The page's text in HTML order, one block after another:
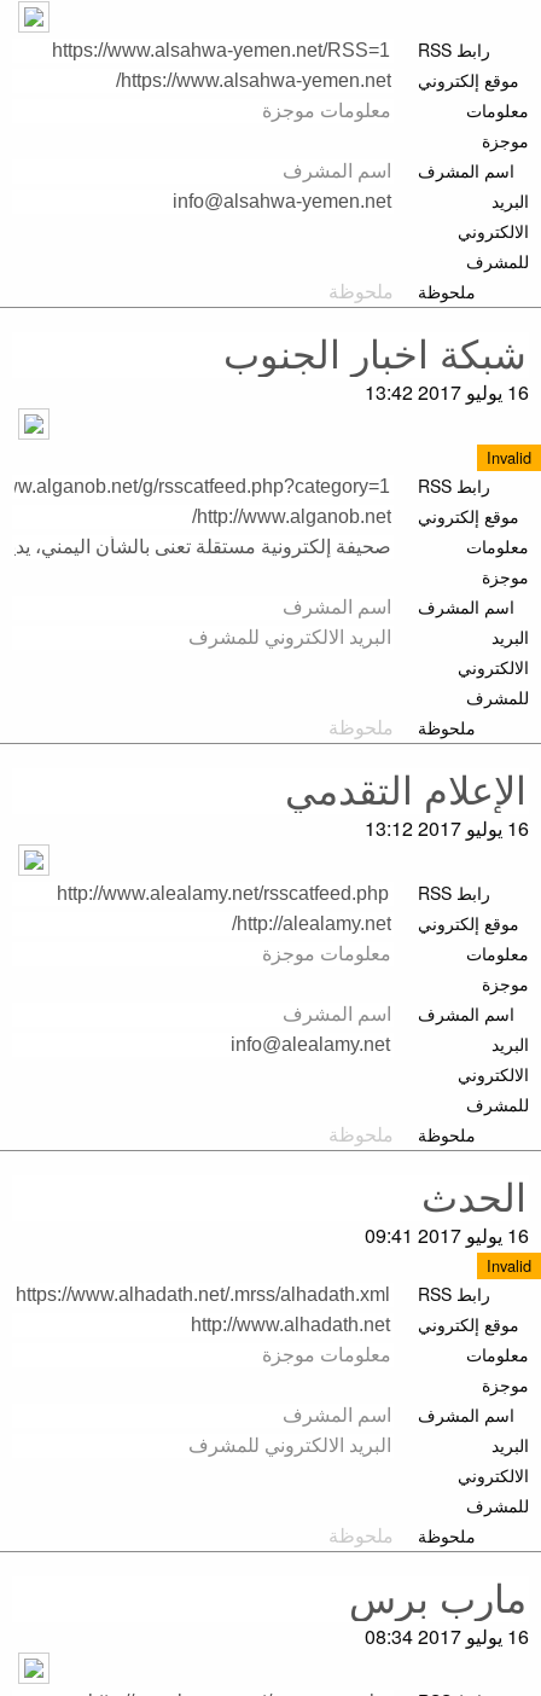
رابط RSS
موقع إلكتروني
معلومات
موجزة
اسم المشرف
البريد
الالكتروني
للمشرف
ملحوظة
16 يوليو 2017 13:42
Invalid
رابط RSS
موقع إلكتروني
معلومات
موجزة
اسم المشرف
البريد
الالكتروني
للمشرف
ملحوظة
16 يوليو 2017 13:12
رابط RSS
موقع إلكتروني
معلومات
موجزة
اسم المشرف
البريد
الالكتروني
للمشرف
ملحوظة
16 يوليو 2017 09:41
Invalid
رابط RSS
موقع إلكتروني
معلومات
موجزة
اسم المشرف
البريد
الالكتروني
للمشرف
ملحوظة
16 يوليو 2017 08:34